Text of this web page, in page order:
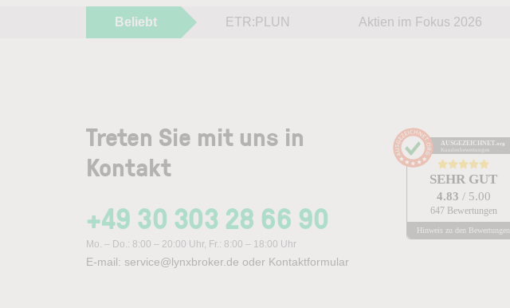
Beliebt ETR:PLUN Aktien im Fokus 2026
Treten Sie mit uns in
Kontakt
+49 30 303 28 66 90
Mo. – Do.: 8:00 – 20:00 Uhr, Fr.: 8:00 – 18:00 Uhr
E-mail: service@lynxbroker.de oder Kontaktformular
AUSGEZEICHNET.org
Kundenbewertungen
SEHR GUT
4.83 / 5.00
647 Bewertungen
Hinweis zu den Bewertungen